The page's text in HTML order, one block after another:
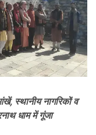
स्थानीय नागरिकों व
धाम में गूंजा